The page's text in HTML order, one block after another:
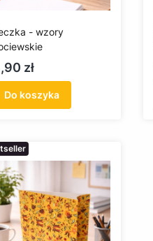
- wzory
zł
Do koszyka